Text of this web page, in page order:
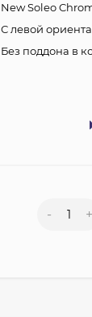
New Soleo
С левой
Без поддона в
- +